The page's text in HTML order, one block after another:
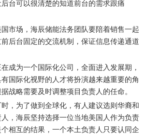
台可以很清楚的知道前台的需求跟痛
场，海辰储能法务团队要陪着销售一起
后台固定的交流机制，保证信息传递通道
为一个国际化公司，全面进入发展期，
国际化视野的人才将扮演越来越重要的角
战略需要及时调整项目负责人的任命。
为了做到全球化，有人建议选则华裔和
，海辰坚持选择一位当地美国人作为负责
相互的结果，一个本土负责人只要认同企